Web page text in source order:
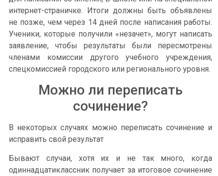
интернет-страничке. Итоги должны быть объявлены
не позже, чем через 14 дней после написания работы.
Ученики, которые получили «незачет», могут написать
заявление, чтобы результаты были пересмотрены
членами комиссии другого учебного учреждения,
спецкомиссией городского или регионального уровня.
Можно ли переписать
сочинение?
В некоторых случаях можно переписать сочинение и
исправить свой результат
Бывают случаи, хотя их и не так много, когда
одиннадцатиклассник получает за итоговое сочинение